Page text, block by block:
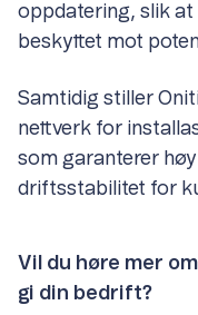
oppdatering, slik at
beskyttet mot
Samtidig stiller
nettverk for
som garanterer
driftsstabilitet for
Vil du høre mer
gi din bedrift?